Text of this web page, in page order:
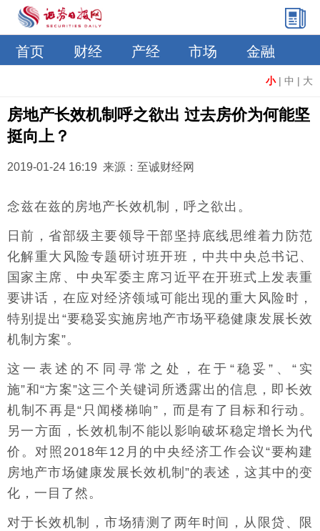
首页 财经 产经 市场 金融
小| 中 | 大
房地产长效机制呼之欲出 过去房价为何能坚
挺向上？
2019-01-24 16:19 来源：至诚财经网
念兹在兹的房地产长效机制，呼之欲出。
日前，省部级主要领导干部坚持底线思维着力防范
化解重大风险专题研讨班开班，中共中央总书记、
国家主席、中央军委主席习近平在开班式上发表重
要讲话，在应对经济领域可能出现的重大风险时，
特别提出“要稳妥实施房地产市场平稳健康发展长效
机制方案”。
这一表述的不同寻常之处，在于“稳妥”、“实
施”和“方案”这三个关键词所透露出的信息，即长效
机制不再是“只闻楼梯响”，而是有了目标和行动。
另一方面，长效机制不能以影响破坏稳定增长为代
价。对照2018年12月的中央经济工作会议“要构建
房地产市场健康发展长效机制”的表述，这其中的变
化，一目了然。
对于长效机制，市场猜测了两年时间，从限贷、限